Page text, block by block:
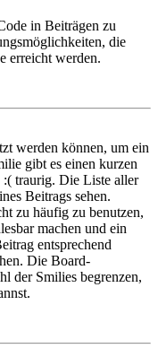
in Beiträgen zu
die
erreicht werden.
werden können, um ein
gibt es einen kurzen
traurig. Die Liste aller
Beitrags sehen.
zu häufig zu benutzen,
machen und ein
entsprechend
Die Board-
der Smilies begrenzen,